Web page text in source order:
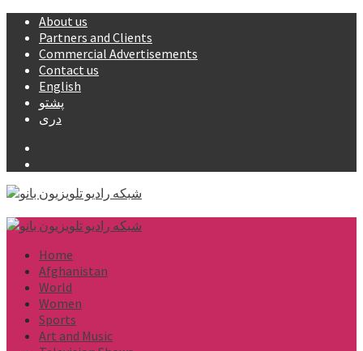
Skip
content
About us
Partners and Clients
Commercial Advertisements
Contact us
English
پشتو
دری
Primary
Home
Afghanistan
World
Women
Sports
Art and Music